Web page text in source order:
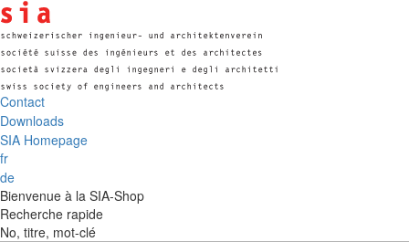
Contact
Downloads
SIA Homepage
fr
de
Bienvenue à la SIA-Shop
Recherche rapide
No, titre, mot-clé